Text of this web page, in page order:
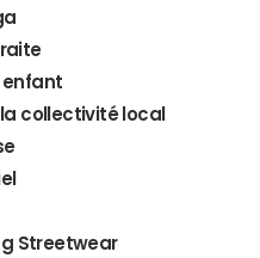
enfant
collectivité local
Streetwear